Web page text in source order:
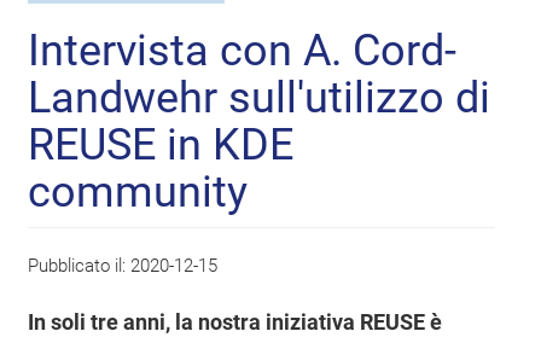
Intervista con A. Cord-
Landwehr sull'utilizzo di
REUSE in KDE
community
Pubblicato il: 2020-12-15
In soli tre anni, la nostra iniziativa REUSE è